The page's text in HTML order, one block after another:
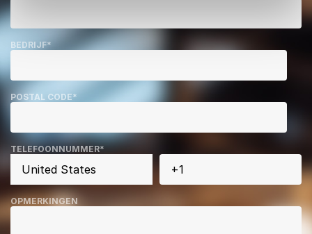
BEDRIJF*
POSTAL CODE*
TELEFOONNUMMER*
OPMERKINGEN